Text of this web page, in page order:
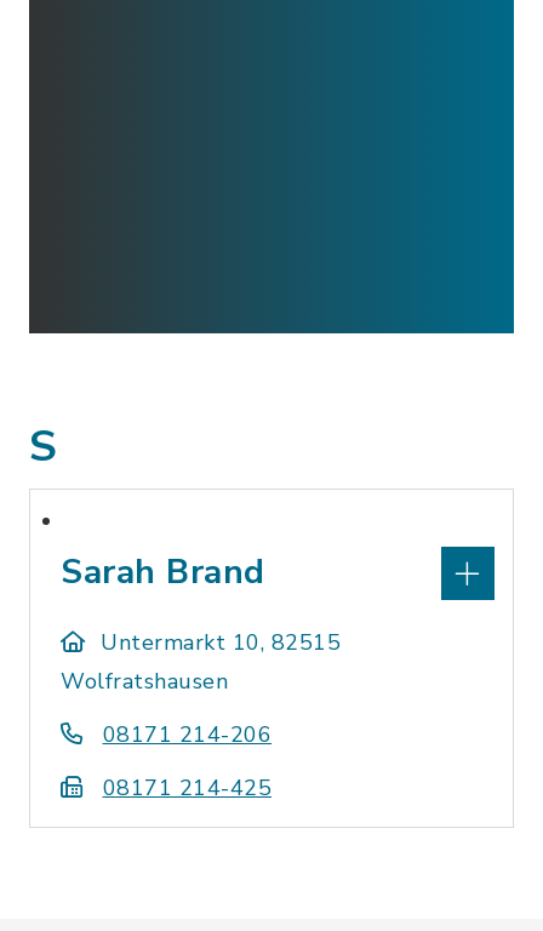
S
Sarah Brand
Untermarkt 10, 82515
Wolfratshausen
08171 214-206
08171 214-425